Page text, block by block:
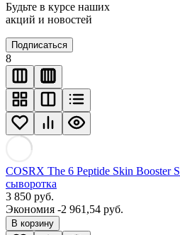
Будьте в курсе наших
акций и новостей
Подписаться
8
COSRX The 6 Peptide Skin Booster
сыворотка
3 850 руб.
Экономия -2 961,54 руб.
В корзину